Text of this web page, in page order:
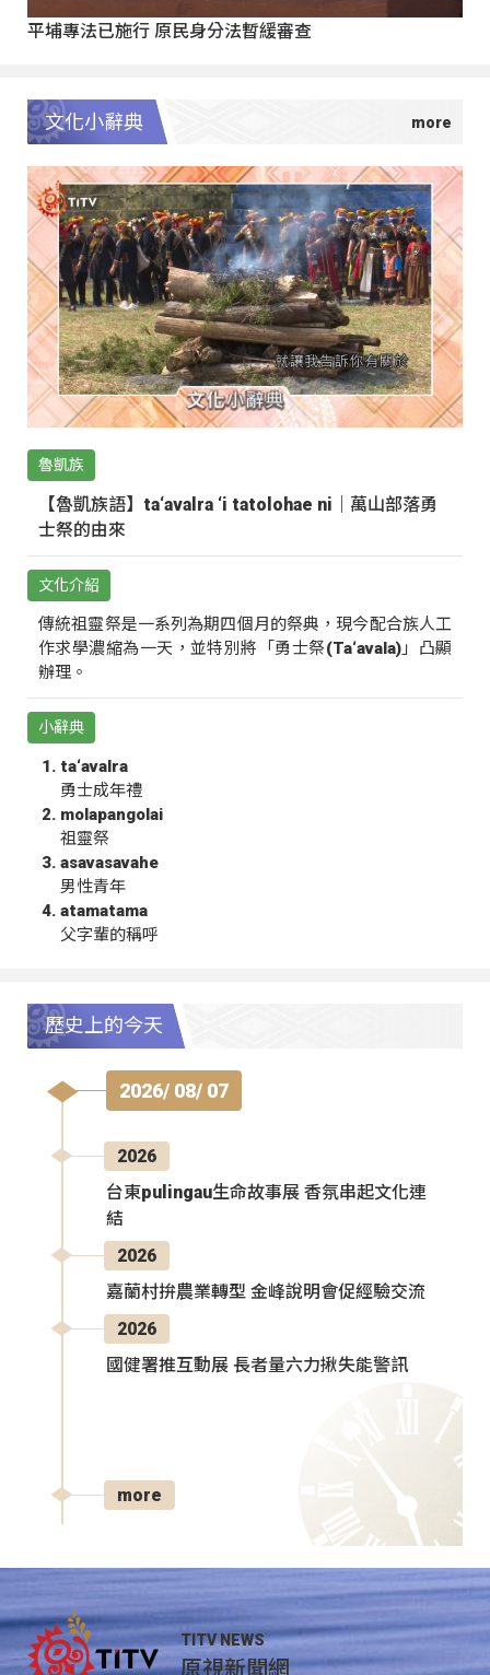
平埔專法已施行 原民身分法暫緩審查
文化小辭典
魯凱族
【魯凱族語】ta‘avalra ‘i tatolohae ni｜萬山部落勇
士祭的由來
文化介紹
傳統祖靈祭是一系列為期四個月的祭典，現今配合族人工
作求學濃縮為一天，並特別將「勇士祭(Ta‘avala)」凸顯
辦理。
小辭典
ta‘avalra
勇士成年禮
molapangolai
祖靈祭
asavasavahe
男性青年
atamatama
父字輩的稱呼
歷史上的今天
2026/ 08/ 07
2026
台東pulingau生命故事展 香氛串起文化連
結
2026
嘉蘭村拚農業轉型 金峰說明會促經驗交流
2026
國健署推互動展 長者量六力揪失能警訊
more
TITV NEWS
原視新聞網